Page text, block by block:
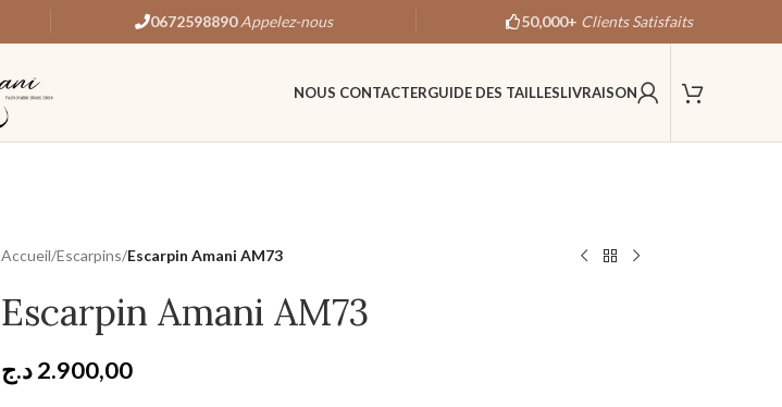
0672598890 Appelez-nous 50,000+ Clients Satisfaits
NOUS CONTACTERGUIDE DES TAILLESLIVRAISON
Accueil/Escarpins/Escarpin Amani AM73
Escarpin Amani AM73
2.900,00د.ج